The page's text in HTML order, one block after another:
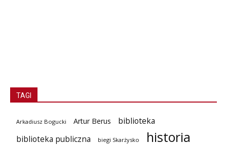
TAGI
Arkadiusz Bogucki Artur Berus
biblioteka
biblioteka publiczna
biegi Skarżysko historia